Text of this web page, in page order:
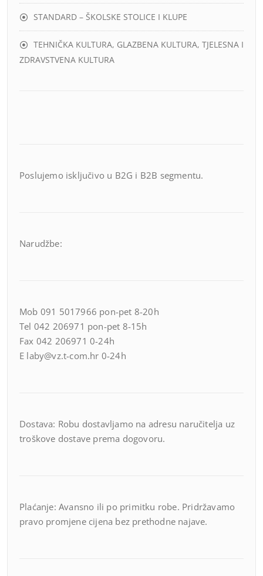
STANDARD – ŠKOLSKE STOLICE I KLUPE
TEHNIČKA KULTURA, GLAZBENA KULTURA, TJELESNA I
ZDRAVSTVENA KULTURA
Poslujemo isključivo u B2G i B2B segmentu.
Narudžbe:
Mob 091 5017966 pon-pet 8-20h
Tel 042 206971 pon-pet 8-15h
Fax 042 206971 0-24h
E laby@vz.t-com.hr 0-24h
Dostava: Robu dostavljamo na adresu naručitelja uz
troškove dostave prema dogovoru.
Plaćanje: Avansno ili po primitku robe. Pridržavamo
pravo promjene cijena bez prethodne najave.